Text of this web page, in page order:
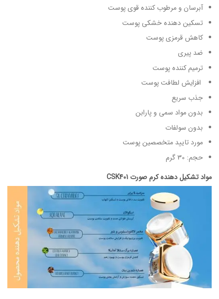
آبرسان و مرطوب کننده قوی پوست
تسکین دهنده خشکی پوست
کاهش قرمزی پوست
ضد پیری
ترمیم کننده پوست
افزایش لطافت پوست
جذب سریع
بدون مواد سمی و پارابن
بدون سولفات
مورد تایید متخصصین پوست
حجم: 30 گرم
مواد تشکیل دهنده کرم صورت CSK401